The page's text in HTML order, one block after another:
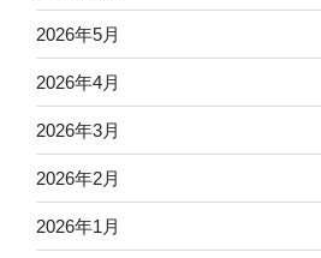
2026年5月
2026年4月
2026年3月
2026年2月
2026年1月